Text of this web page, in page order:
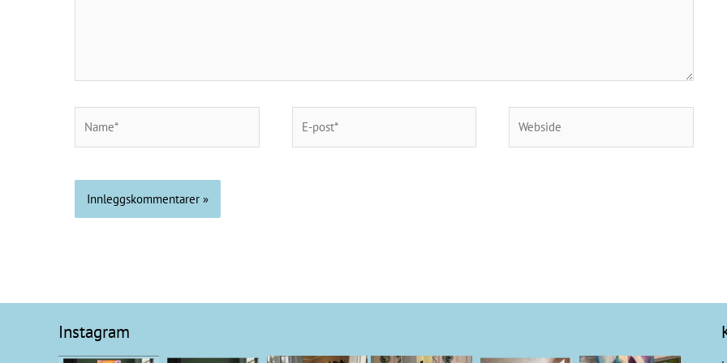
post*
Instagram